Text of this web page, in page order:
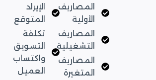
المصاريف
الأولية
المصاريف
التشغيلية
المصاريف
المتغيرة
الإيراد
المتوقع
تكلفة
التسويق
واكتساب
العميل